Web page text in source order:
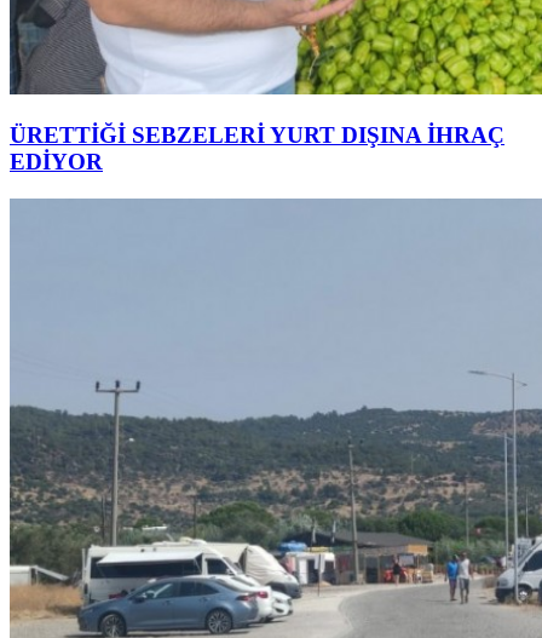
ÜRETTİĞİ SEBZELERİ YURT DIŞINA İHRAÇ
EDİYOR